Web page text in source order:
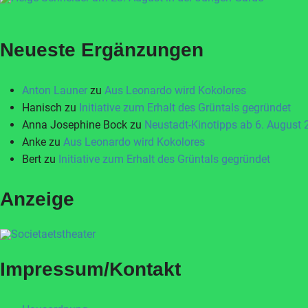
Neueste Ergänzungen
Anton Launer zu Aus Leonardo wird Kokolores
Hanisch zu Initiative zum Erhalt des Grüntals gegründet
Anna Josephine Bock zu Neustadt-Kinotipps ab 6. August
Anke zu Aus Leonardo wird Kokolores
Bert zu Initiative zum Erhalt des Grüntals gegründet
Anzeige
Impressum/Kontakt